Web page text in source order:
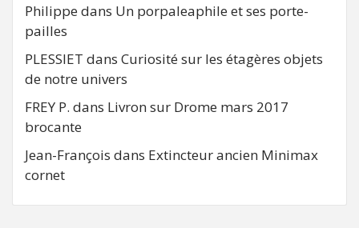
Philippe dans Un porpaleaphile et ses porte-
pailles
PLESSIET dans Curiosité sur les étagères objets
de notre univers
FREY P. dans Livron sur Drome mars 2017
brocante
Jean-François dans Extincteur ancien Minimax
cornet